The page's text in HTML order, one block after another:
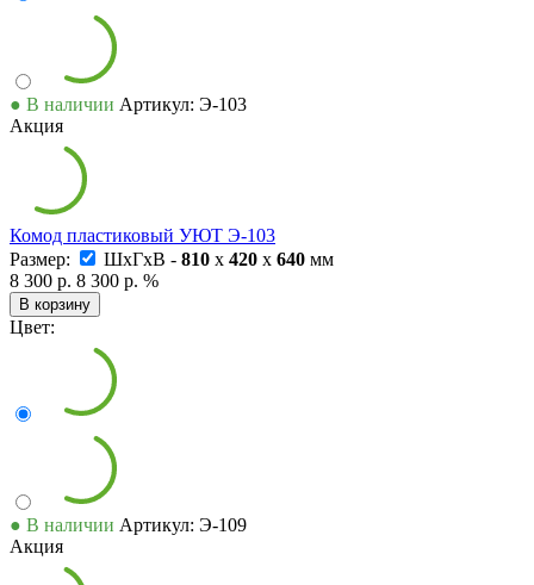
● В наличии Артикул: Э-103
Акция
Комод пластиковый УЮТ Э-103
Размер:
ШxГxВ - 810 x 420 x 640 мм
8 300 р. 8 300 р. %
В корзину
Цвет:
● В наличии Артикул: Э-109
Акция